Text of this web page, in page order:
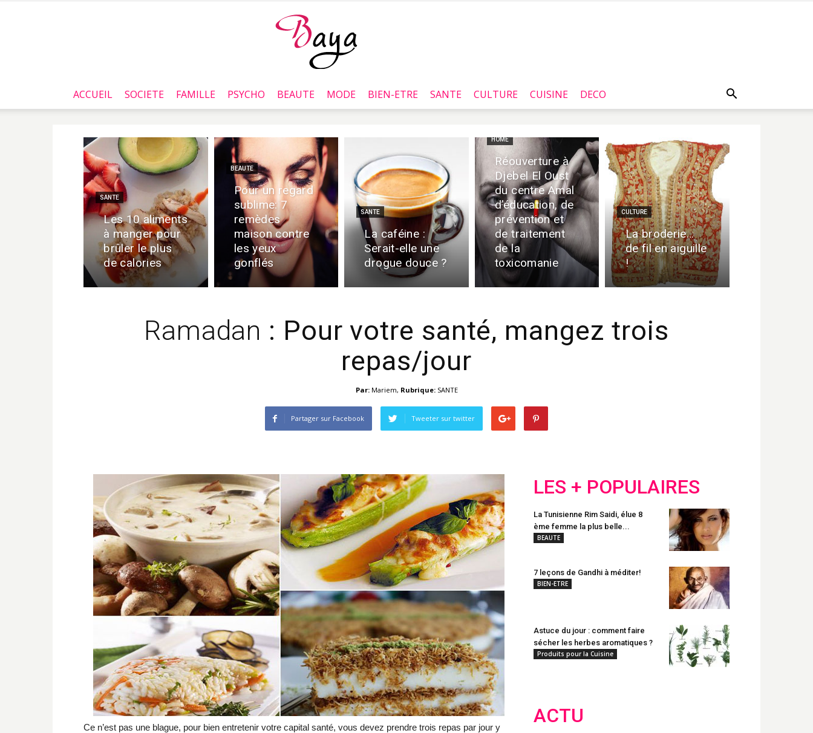
Baya.tn
ACCUEIL SOCIETE FAMILLE PSYCHO BEAUTE MODE BIEN-ETRE SANTE CULTURE CUISINE DECO
SANTE
Les 10 aliments
à manger pour
brûler le plus
de calories
BEAUTE
Pour un regard
sublime: 7
remèdes
maison contre
les yeux
gonflés
SANTE
La caféine :
Serait-elle une
drogue douce ?
HOME
Réouverture à
Djebel El Oust
du centre Amal
d’éducation, de
prévention et
de traitement
de la
toxicomanie
CULTURE
La broderie…
de fil en aiguille
!
Ramadan : Pour votre santé, mangez trois
repas/jour
Par: Mariem, Rubrique: SANTE
Partager sur Facebook Tweeter sur twitter
Ce n’est pas une blague, pour bien entretenir votre capital santé, vous devez prendre trois repas par jour y
LES + POPULAIRES
La Tunisienne Rim Saidi, élue 8
ème femme la plus belle...
BEAUTE
7 leçons de Gandhi à méditer!
BIEN-ETRE
Astuce du jour : comment faire
sécher les herbes aromatiques ?
Produits pour la Cuisine
ACTU